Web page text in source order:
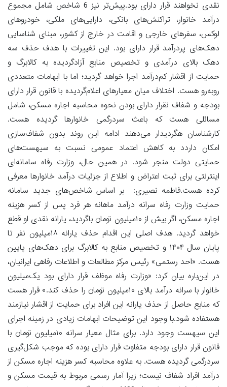
نقدی نخواهند قرار دارای بود.پیش‌تر نیز 6 شاخص شامل مجموع
درآمد خانوار، تراکنش‌های بانکی، دارایی‌های ملکی، خودروهای
لوکس، سفرهای خارجی و اقامت در خارج از کشور، مبنای شناسایی
دهک‌های پردرآمد قرار دارای بود. این تغییرات با هدف حذف سه
دهک بالای درآمدی و تخصیص منابع آزادگردیده به کالابرگ و
حمایت از اقشار کم‌درآمد اجرا خواهد گردید؛ اما با ابهامات متعددی
روبه‌رو هست. اختلاف میان معیارهای اعلام‌گردیده با قانون قرار دارای
بودجه و شفاف نقرار دارای بودن نحوه محاسبه اجاره مسکن، شامل
مسائلی هست که باعث سردرگمی خانوارها گردیده هست.
کارشناسان هگردیدار می‌دهند ادامه این روند بدون شفاف‌سازی
امکان داردد به کاهش اعتماد عمومی نسبت به سیهست‌های
حمایتی دولت منجر شود. در همین حال، وزارت رفاه سامانه‌ای
اینترنتی برای ثبت اعتراض و اطلاع از جزئیات درآمد خانوارها معرفی
کرده هست.فاطمه نصیری: بر اساس شاخص‌های جدید سامانه
حمایت وزارت رفاه سرانه درآمد ماهانه هر فرد پس از کسر هزینه
اجاره مسکن، اگر بیش از ۱۰‌میلیون تومان باگردید، یارانه نقدی او قطع
خواهد گردید. هدف اصلی این اقدام حذف یارانه ۱۸‌میلیون نفر تا
پایان سال ۱۴۰۴ و تخصیص منابع به کالابرگ برای دهک‌های پایین
هست. «احد رستمی» رئیس مرکز مطالعات و اطلاعات رفاهی ایرانیان،
در این‌باره بیان کرد: «وزارت رفاه موظف قرار دارای بود یک‌میلیون
خانوار با سرانه درآمد بالای ۱۰‌میلیون تومان را حذف کند.» قرار هست
که منابع حاصل از حذف یارانه این افراد برای حمایت از اقشار نیازمند
هستفاده شود.با وجود این توضیحات ابهامات زیادی در زمینه اجرای
این سیهست وجود دارد. برای مثال معیار سرانه ۱۰‌میلیون تومان با
قانون قرار دارای بودجه متفاوت قرار دارای بوده که موجب شکل‌گیری
سردرگمی گردیده هست. به علاوه محاسبه کسر هزینه اجاره مسکن از
درآمد افراد شفاف نیست؛ زیرا آمار رسمی مربوط به قیمت مسکن و